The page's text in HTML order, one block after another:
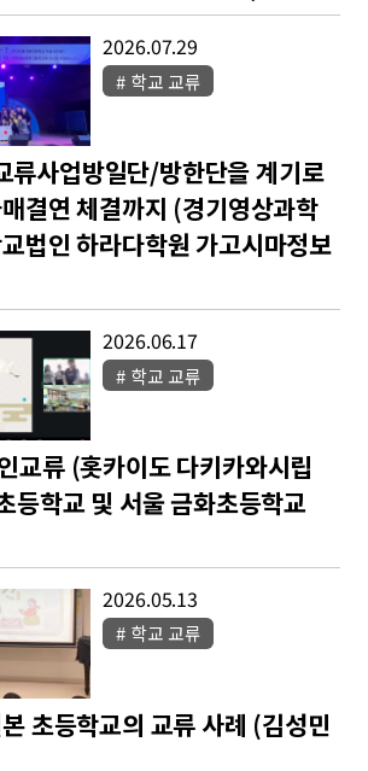
2026.07.29
학교 교류
류사업방일단/방한단을 계기로
결연 체결까지 (경기영상과학
법인 하라다학원 가고시마정보
2026.06.17
학교 교류
교류 (홋카이도 다키카와시립
등학교 및 서울 금화초등학교
2026.05.13
학교 교류
초등학교의 교류 사례 (김성민